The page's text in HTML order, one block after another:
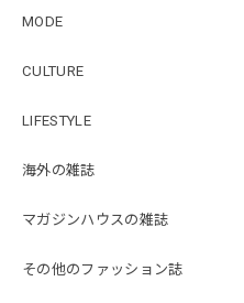
MODE
CULTURE
LIFESTYLE
海外の雑誌
マガジンハウスの雑誌
その他のファッション誌